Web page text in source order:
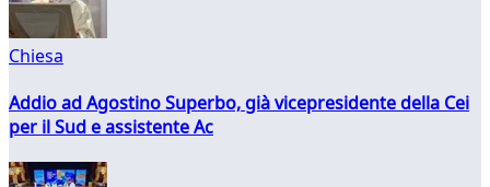
Chiesa
Addio ad Agostino Superbo, già vicepresidente della Cei
per il Sud e assistente Ac